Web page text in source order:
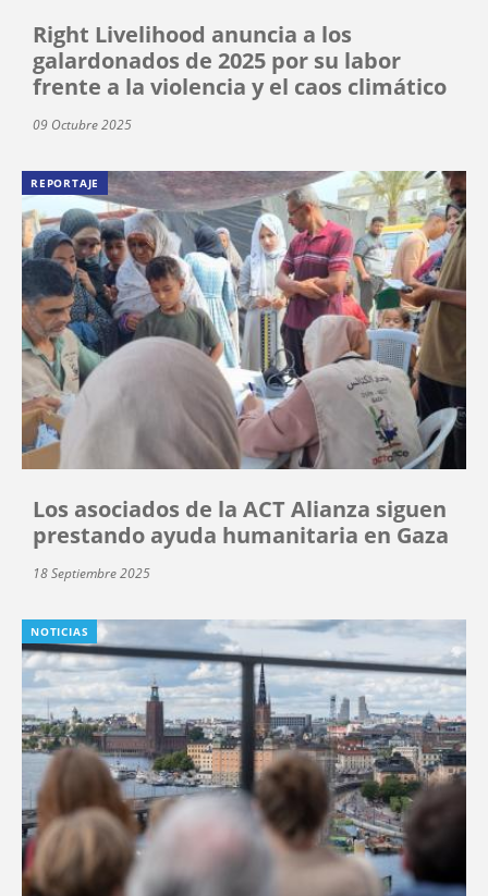
Right Livelihood anuncia a los
galardonados de 2025 por su labor
frente a la violencia y el caos climático
09 Octubre 2025
REPORTAJE
Los asociados de la ACT Alianza siguen
prestando ayuda humanitaria en Gaza
18 Septiembre 2025
NOTICIAS